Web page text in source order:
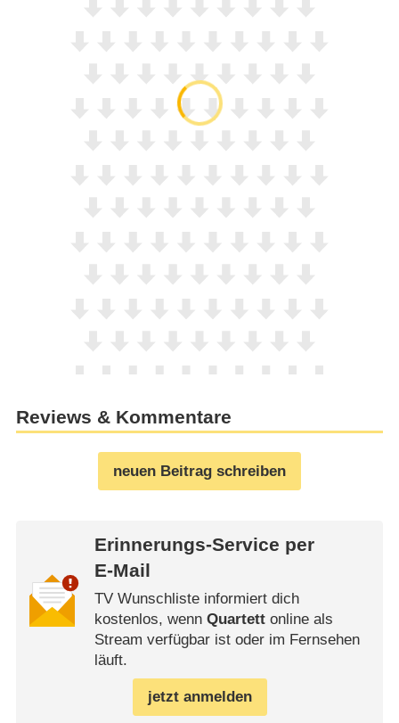
Reviews & Kommentare
neuen Beitrag schreiben
Erinnerungs-Service per
E-Mail
TV Wunschliste informiert dich
kostenlos, wenn Quartettonline als
Stream verfügbar ist oder im Fernsehen
läuft.
jetzt anmelden